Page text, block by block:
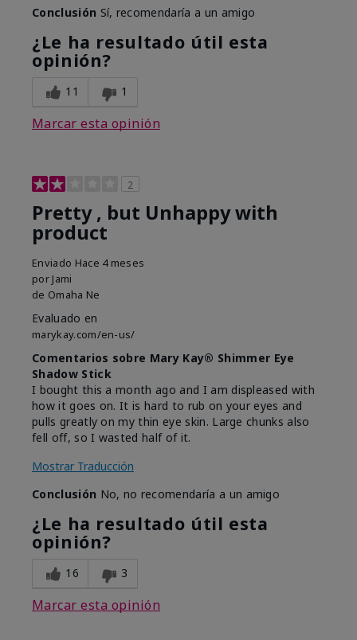
Conclusión Sí, recomendaría a un amigo
¿Le ha resultado útil esta
opinión?
11 1
Marcar esta opinión
2
Pretty , but Unhappy with
product
Enviado Hace 4 meses
por Jami
de Omaha Ne
Evaluado en
marykay.com/en-us/
Comentarios sobre Mary Kay® Shimmer Eye
Shadow Stick
I bought this a month ago and I am displeased with
how it goes on. It is hard to rub on your eyes and
pulls greatly on my thin eye skin. Large chunks also
fell off, so I wasted half of it.
Mostrar Traducción
Conclusión No, no recomendaría a un amigo
¿Le ha resultado útil esta
opinión?
16 3
Marcar esta opinión